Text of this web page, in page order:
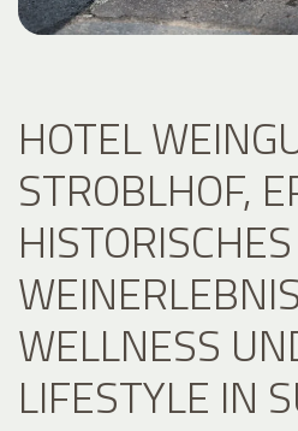
HOTEL
STROBLHOF,
HISTORISCHES
WELLNESS
LIFESTYLE IN